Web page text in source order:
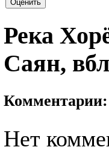
Река
Саян,
Комментарии:
Нет